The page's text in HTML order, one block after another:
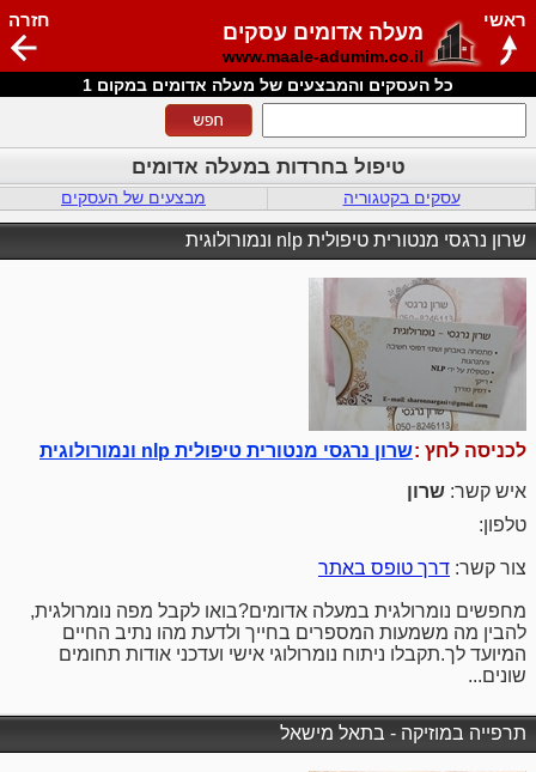
מעלה אדומים עסקים
www.maale-adumim.co.il
חזרה ראשי
כל העסקים והמבצעים של מעלה אדומים במקום 1
טיפול בחרדות במעלה אדומים
עסקים בקטגוריה מבצעים של העסקים
שרון נרגסי מנטורית טיפולית nlp ונמורולוגית
לכניסה לחץ :שרון נרגסי מנטורית טיפולית nlp ונמורולוגית
איש קשר: שרון
טלפון:
צור קשר: דרך טופס באתר
מחפשים נומרולגית במעלה אדומים?בואו לקבל מפה נומרולגית,
להבין מה משמעות המספרים בחייך ולדעת מהו נתיב החיים
המיועד לך.תקבלו ניתוח נומרולוגי אישי ועדכני אודות תחומים
שונים...
תרפייה במוזיקה - בתאל מישאל